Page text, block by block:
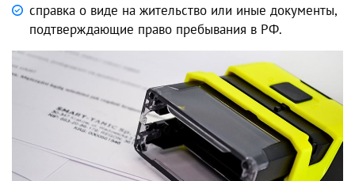
справка о виде на жительство или иные документы,
подтверждающие право пребывания в РФ.